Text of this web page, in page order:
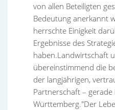
von allen Beteiligten
Bedeutung anerkannt
herrschte Einigkeit
Ergebnisse des
haben.Landwirtschaft
übereinstimmend die
der langjährigen,
Partnerschaft – gerade
Württemberg."Der